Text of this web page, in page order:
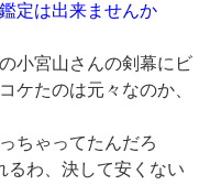
定は出来ませんか
小宮山さんの剣幕にビ
ケたのは元々なのか、
ちゃってたんだろ
わ、決して安くない